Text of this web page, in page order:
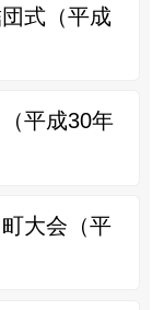
式（平成
平成30年
大会（平